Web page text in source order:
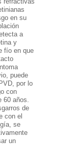
en su
a
y
fío en que
puede
por lo
con
años.
de
con el
se
un